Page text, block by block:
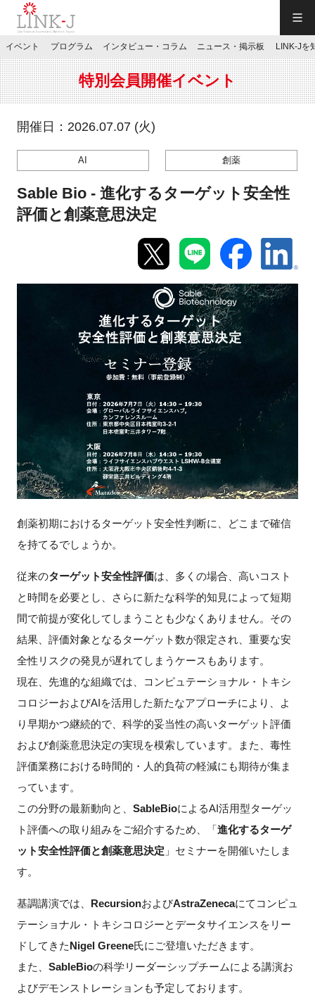
JP／EN
特別会員専用メニュー
施設ご予約
インタビュー・コラム
ニュース・掲示板
LINK-Jを知る
施設・アクセス
FAQ
イベントお知らせメール登録
イベント プログラム インタビュー・コラム ニュース・掲示板 LINK-Jを
特別会員開催イベント
開催日：2026.07.07 (火)
AI 創薬
Sable Bio - 進化するターゲット安全性
評価と創薬意思決定
創薬初期におけるターゲット安全性判断に、どこまで確信
を持てるでしょうか。
従来のターゲット安全性評価は、多くの場合、高いコスト
と時間を必要とし、さらに新たな科学的知見によって短期
間で前提が変化してしまうことも少なくありません。その
結果、評価対象となるターゲット数が限定され、重要な安
全性リスクの発見が遅れてしまうケースもあります。
現在、先進的な組織では、コンピュテーショナル・トキシ
コロジーおよびAIを活用した新たなアプローチにより、よ
り早期かつ継続的で、科学的妥当性の高いターゲット評価
および創薬意思決定の実現を模索しています。また、毒性
評価業務における時間的・人的負荷の軽減にも期待が集ま
っています。
この分野の最新動向と、 SableBioによるAI活用型ターゲッ
ト評価への取り組みをご紹介するため、「進化するターゲ
ット安全性評価と創薬意思決定 」セミナーを開催いたしま
す。
基調講演では、 RecursionおよびAstraZenecaにてコンピュ
テーショナル・トキシコロジーとデータサイエンスをリー
ドしてきたNigel Greene氏にご登壇いただきます。
また、 SableBioの科学リーダーシップチームによる講演お
よびデモンストレーションも予定しております。